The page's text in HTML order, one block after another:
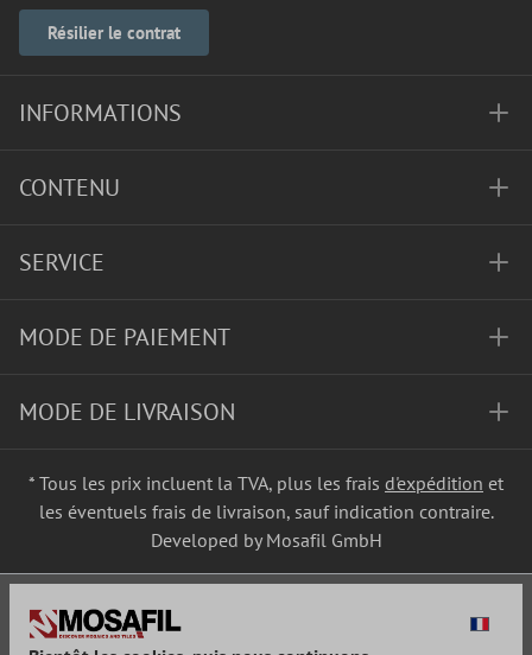
Résilier le contrat
INFORMATIONS
CONTENU
SERVICE
MODE DE PAIEMENT
MODE DE LIVRAISON
* Tous les prix incluent la TVA, plus les frais d'expédition et
les éventuels frais de livraison, sauf indication contraire.
Developed by Mosafil GmbH